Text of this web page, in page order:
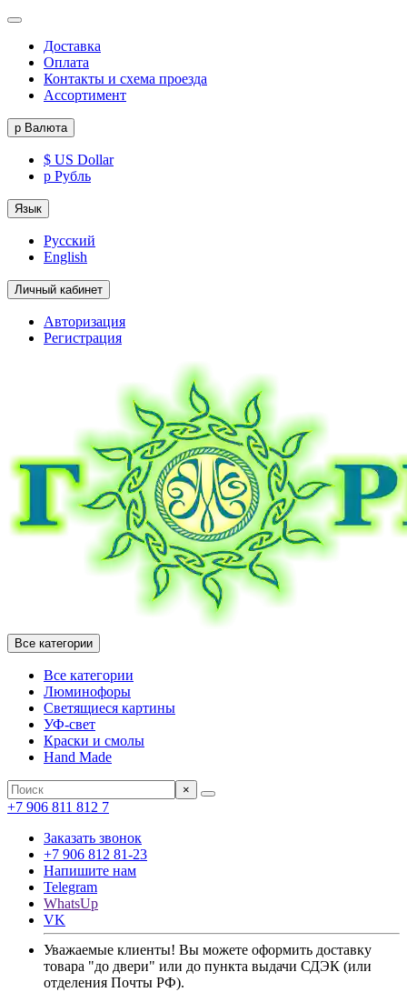
Доставка
Оплата
Контакты и схема проезда
Ассортимент
р Валюта
$ US Dollar
р Рубль
Язык
Русский
English
Личный кабинет
Авторизация
Регистрация
Все категории
Все категории
Люминофоры
Светящиеся картины
УФ-свет
Краски и смолы
Hand Made
×
+7 906 811 812 7
Заказать звонок
+7 906 812 81-23
Напишите нам
Telegram
WhatsUp
VK
Уважаемые клиенты! Вы можете оформить доставку
товара "до двери" или до пункта выдачи СДЭК (или
отделения Почты РФ).